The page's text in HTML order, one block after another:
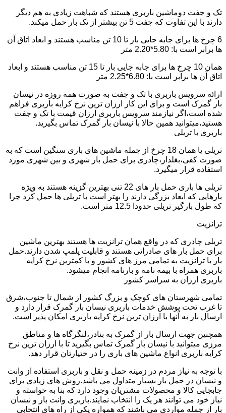
تک و جفت دوماشین باربری هستند که شباهت زیادی به هم دیگر
دارند با این تفاوت که جفت 5 تن بیشتر از تک بار حمل میکند.
6 چرخ ها برای جابه جایی بار تا 10 تن مناسب هستند و ابعاد اتاق آن
ها برابر است با: 5.80*2.20 متر
همان 10 چرخ ها برای جابه جایی بار تا 15 تن مناسب هستند و ابعاد
اتاق آن ها برابر است با: 6.80*2.25 متر
ارائه سرویس باربری با تک و جفت به صورت همه روزه در نیسان
بار گمرک است و برای این کار ارزان ترین نرخ کرایه باربری فراهم
شده است،اگر نیازمند سرویس باربری ارزان قیمت با تک و جفت
هستید،میتوانید همین حالا با نیسان بار گمرک تماس بگیرید.
باربری با تریلی
تریلی یا همان 18 چرخ از جمله ماشین های باری سنگین است که به
صورت کفی،بغلدار،چادری برای حمل بار شهری و بین شهری مورد
استفاده قرار میگیرد.
تریلی ها باری حمل بار های 22 تنی بهترین گزینه هستند به ویژه
بارهایی که ابعاد بزرگی دارند را بهتر است با تریلی ها حمل کرد چرا
که طول بارگیر تریلی حدودا 12.5 متر است.
ترانزیت
تریلی چادری که در واقع همان ترانزیت ها هستند بهترین ماشین
برای حمل بار های صادراتی هستند و قابلیت پلمپ شدن دارند.حمل
بار با ترانزیت به تمامی مرز های کشور و با کمترین نرخ کرایه
باربری همراه با بیمه نامه و بارنامه انجام میشود.
باربری ارزان به سراسر کشور
تمامی شهرستان های کوچک و بزرگ کشور از شمال تا جنوب،شرق
تا غرب تحت پوشش خدمات باربری نیسان بار گمرک قرار دارد و
ارسال بار به آنها با ارزان ترین نرخ کرایه باربری امکان پذیر است.
همچنین جهت ارسال بار از گمرک به بنادر،لنگرگاه ها و مناطق
مرزی میتوانید با نیسان بار گمرک تماس بگیرید تا با ارزان ترین نرخ
کرایه باربری انواع ماشین های باری را در ختیارتان قرار دهد.
با توجه به نیاز مردم در زمینه حمل و نقل و باربری استفاده از وانت
و نیسان در حمل بار بسیار متداول می باشد.روش های زیادی برای
جابجایی کالا و محصولات مشتریان وجود دارد که بنا به خواسته و
نیاز خود می توانند هر یک را انتخاب نمایند.باربری وانت بار و نیسان
بار از جمله مواردی می باشند که همواره یکی از راه های انتخابی